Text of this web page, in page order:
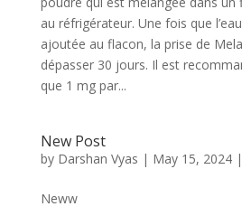
au réfrigérateur. Une fois que
ajoutée au flacon, la prise de
dépasser 30 jours. Il est
que 1 mg par...
New Post
by Darshan Vyas | May 15, 2024|
Neww